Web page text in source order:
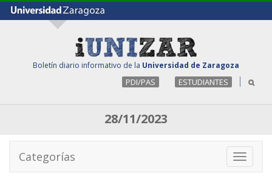
Boletín diario informativo de la Universidad de Zaragoza
PDI/PAS ESTUDIANTES
28/11/2023
Toggle
Categorías